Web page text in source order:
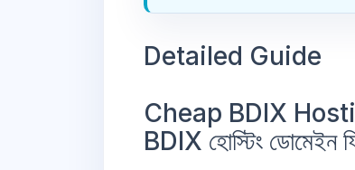
Detailed Guide
Cheap BDIX
BDIX হোস্টিং ডোমেইন